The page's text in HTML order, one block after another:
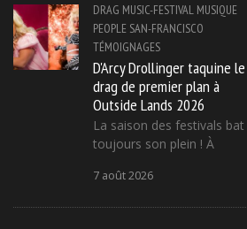
DRAG MUSIC-FESTIVAL MUSIQUE
PEOPLE SAN-FRANCISCO
TÉMOIGNAGES
D'Arcy Drollinger taquine le
drag de premier plan à
Outside Lands 2026
La saison des festivals bat
toujours son plein ! À
7 août 2026